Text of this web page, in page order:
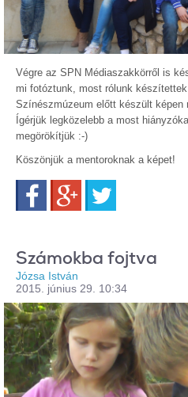
Végre az SPN Médiaszakkörről is
mi fotóztunk, most rólunk
Színészmúzeum előtt készült képen
Ígérjük legközelebb a most
megörökítjük :-)
Köszönjük a mentoroknak a képet!
FacebookGoogle+
Számokba fojtva
Józsa István
2015. június 29. 10:34